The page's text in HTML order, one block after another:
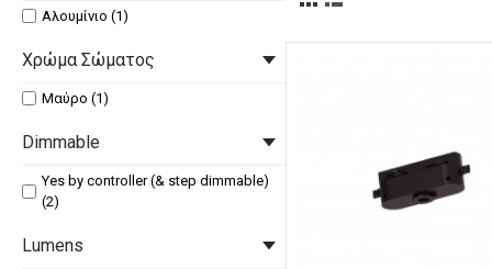
Αλουμίνιο (1)
Χρώμα Σώματος
Μαύρο (1)
Dimmable
Yes by controller (& step dimmable)
(2)
Lumens